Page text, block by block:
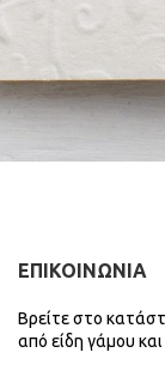
ΕΠΙΚΟΙΝΩΝΙΑ
Βρείτε στο
από είδη γάμου